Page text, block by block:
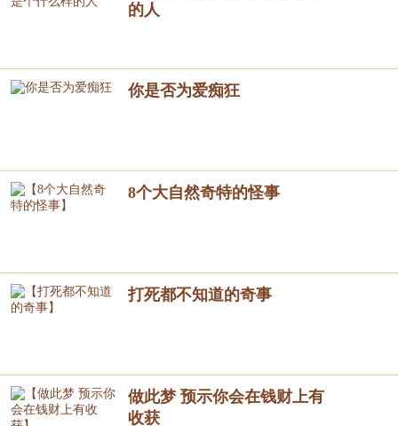
的人
你是否为爱痴狂
8个大自然奇特的怪事
打死都不知道的奇事
做此梦 预示你会在钱财上有
收获